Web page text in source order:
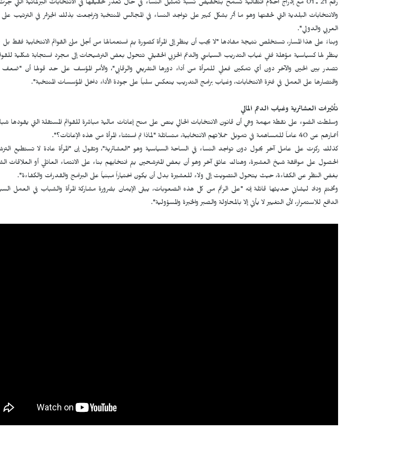
والانتخابات البلدية التي لحقتها وهو ما أثر بشكل كبير على تواجد النساء في المجالس المنتخبة وتراجعت بذلك الجزائر في الترتيب على
العربي والدولي".
وبناءً على هذا المسار، تستخلص نتيجة مفادها "لا يجب أن ينظر إلى المرأة كصورة يتم استعمالها من أجل ملئ القوائم الانتخابية فقط
ينظر لها كسياسية مؤهلة ففي غياب التدريب السياسي والدعم الحزبي الحقيقي تتحول بعض الترشيحات إلى مجرد استجابة شكلية
تصدر بين الحين والآخر دون أي تمكين فعلي للمرأة من أداء دورها التشريعي والرقابي"، والأمر المؤسف على حد قولها أن "ضعف
واقتصارها على العمل في فترة الانتخابات، وغياب برامج التدريب ينعكس سلباً على جودة الأداء داخل المؤسسات المنتخبة".
تأثيرات العشائرية وغياب الدعم المالي
وسلطت الضوء على نقطة مهمة وهي أن قانون الانتخابات الحالي ينص على منح إعانات مالية مباشرة للقوائم المستقلة التي يقودها
أعمارهم عن 40 عاماً للمساهمة في تمويل حملاتهم الانتخابية، متسائلة "لماذا تم استثناء المرأة من هذه الإعانات؟".
كذلك ركزت على عامل آخر يحول دون تواجد النساء في الساحة السياسية وهو "العشائرية"، وتقول إن "المرأة عادة لا تستطيع
الحصول على موافقة شيخ العشيرة، وهناك عائق آخر وهو أن بعض المترشحين يتم انتخابهم بناء على الانتماء العائلي أو العلاقات
بغض النظر عن الكفاءة، حيث يتحول التصويت إلى ولاء للعشيرة بدل أن يكون اختياراً مبنياً على البرامج والقدرات والكفاءة".
وتختتم وداد ليشاني حديثها قائلة إنه "على الرغم من كل هذه الصعوبات، يبقى الإيمان بضرورة مشاركة المرأة والشباب في العمل
الدافع للاستمرار، لأن التغيير لا يأتي إلا بالمحاولة والصبر والخبرة والمسؤولية".